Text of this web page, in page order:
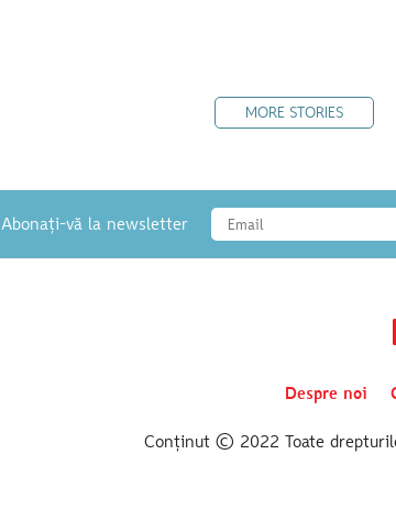
MORE STORIES
Abonați-vă la newsletter
Despre noi
Conținut © 2022 Toate